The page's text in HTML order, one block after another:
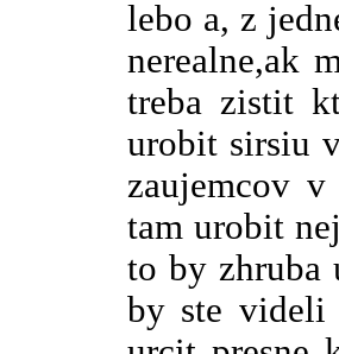
lebo a, z
nerealne,ak
treba zistit
urobit sirsiu
zaujemcov
tam urobit
to by zhruba
by ste videli